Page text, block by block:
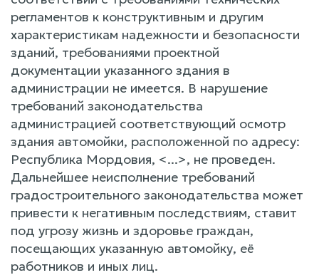
регламентов к конструктивным и другим
характеристикам надежности и безопасности
зданий, требованиями проектной
документации указанного здания в
администрации не имеется. В нарушение
требований законодательства
администрацией соответствующий осмотр
здания автомойки, расположенной по адресу:
Республика Мордовия, <...>, не проведен.
Дальнейшее неисполнение требований
градостроительного законодательства может
привести к негативным последствиям, ставит
под угрозу жизнь и здоровье граждан,
посещающих указанную автомойку, её
работников и иных лиц.